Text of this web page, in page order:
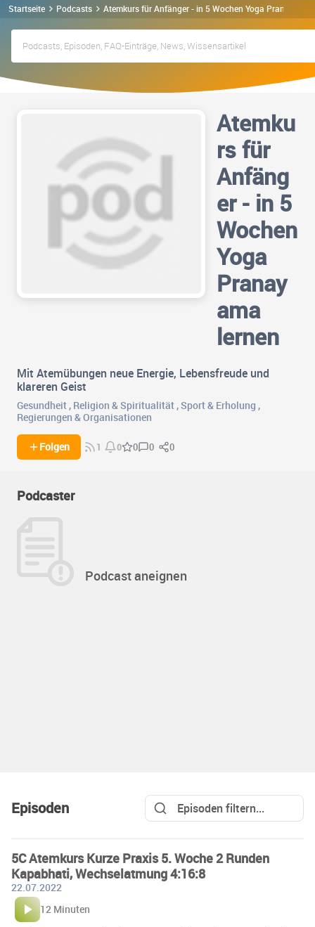
Startseite Podcasts Atemkurs für Anfänger - in 5 Wochen Yoga Pranayama
Atemku
rs für
Anfäng
er - in 5
Wochen
Yoga
Pranay
ama
lernen
Mit Atemübungen neue Energie, Lebensfreude und
klareren Geist
Gesundheit , Religion & Spiritualität ,Sport & Erholung ,
Regierungen & Organisationen
Folgen 1 0 0 0 0
Podcaster
Podcast aneignen
Episoden
5C Atemkurs Kurze Praxis 5. Woche 2 Runden
Kapabhati, Wechselatmung 4:16:8
22.07.2022
12 Minuten